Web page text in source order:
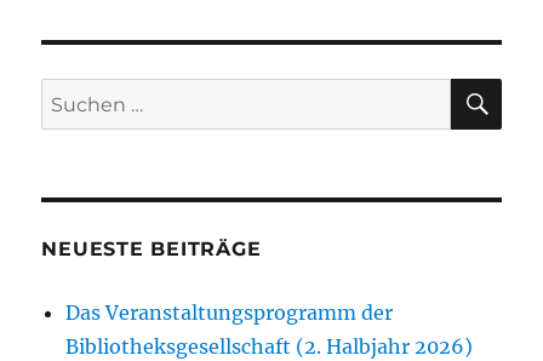
Suchen
nach:
NEUESTE BEITRÄGE
Das Veranstaltungsprogramm der
Bibliotheksgesellschaft (2. Halbjahr 2026)